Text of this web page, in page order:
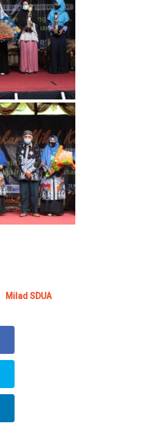
Milad SDUA